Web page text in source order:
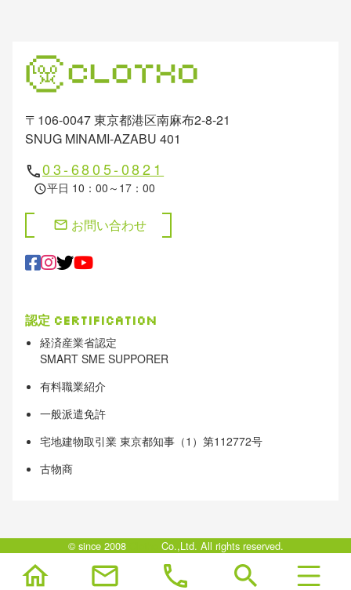
〒106-0047 東京都港区南麻布2-8-21
SNUG MINAMI-AZABU 401
phone03-6805-0821
schedule平日 10：00～17：00
mail お問い合わせ
認定 Certification
経済産業省認定
SMART SME SUPPORER
有料職業紹介
一般派遣免許
宅地建物取引業 東京都知事（1）第112772号
古物商
© since 2008 Co.,Ltd. All rights reserved.
home mail phone search